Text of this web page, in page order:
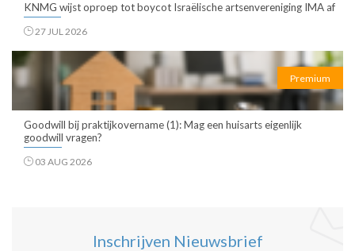
KNMG wijst oproep tot boycot Israëlische artsenvereniging IMA af
27 JUL 2026
Premium
Goodwill bij praktijkovername (1): Mag een huisarts eigenlijk
goodwill vragen?
03 AUG 2026
Inschrijven Nieuwsbrief